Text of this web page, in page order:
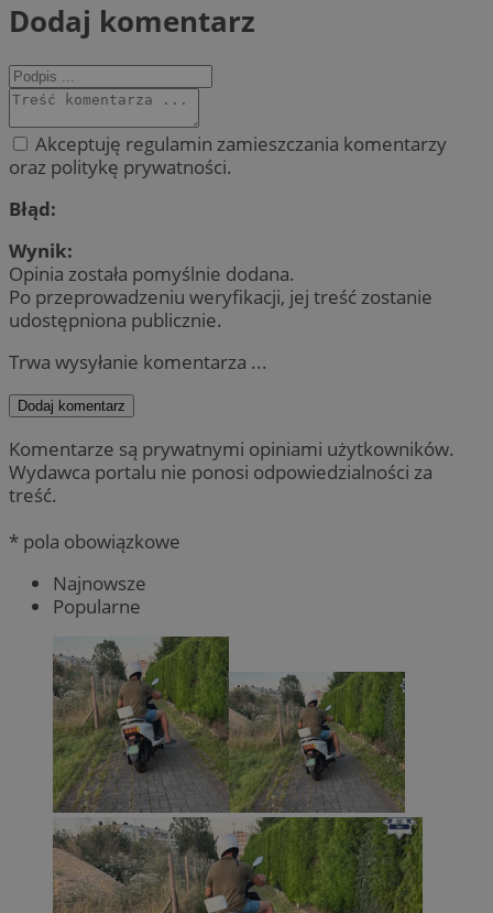
Dodaj komentarz
Akceptuję regulamin zamieszczania komentarzy
oraz politykę prywatności.
Błąd:
Wynik:
Opinia została pomyślnie dodana.
Po przeprowadzeniu weryfikacji, jej treść zostanie
udostępniona publicznie.
Trwa wysyłanie komentarza ...
Dodaj komentarz
Komentarze są prywatnymi opiniami użytkowników.
Wydawca portalu nie ponosi odpowiedzialności za
treść.
* pola obowiązkowe
Najnowsze
Popularne